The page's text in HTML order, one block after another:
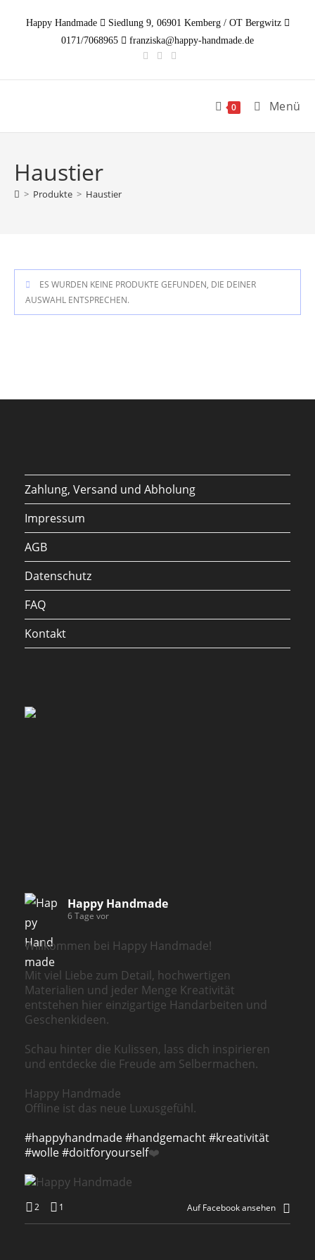
InhaltHappy Handmade
Siedlung 9, 06901 Kemberg / OT Bergwitz
0171/7068965
franziska@happy-handmade.de
0 Menü
Haustier
> Produkte > Haustier
ES WURDEN KEINE PRODUKTE GEFUNDEN, DIE DEINER
AUSWAHL ENTSPRECHEN.
Zahlung, Versand und Abholung
Impressum
AGB
Datenschutz
FAQ
Kontakt
Happy Handmade
6 Tage vor
Willkommen bei Happy Handmade!
Mit viel Liebe zum Detail, hochwertigen
Materialien und jeder Menge Kreativität
entstehen hier einzigartige Handarbeiten und
Geschenkideen.
Schau hinter die Kulissen, lass dich inspirieren
und entdecke die Freude am Selbermachen.
Happy Handmade
Offline ist das neue Luxusgefühl.
#happyhandmade#handgemacht#kreativität
#wolle#doitforyourself❤️
2 1 Auf Facebook ansehen